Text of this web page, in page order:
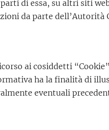
di essa, su altri siti
da parte dell’Autorità
ai cosiddetti
ha la finalità di
eventuali